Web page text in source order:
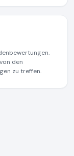
den
zu treffen.